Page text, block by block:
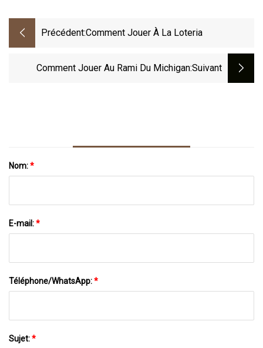
Précédent:Comment Jouer À La Loteria
Comment Jouer Au Rami Du Michigan:suivant
Nom:*
E-mail:*
Téléphone/WhatsApp:*
Sujet:*